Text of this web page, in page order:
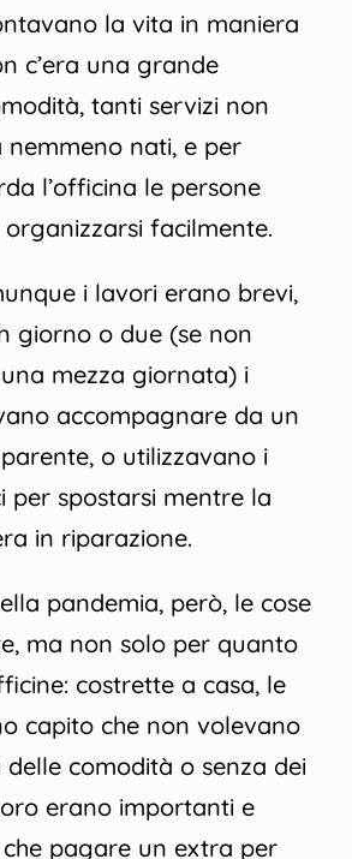
la vita in maniera
c’era una grande
tanti servizi non
nati, e per
l’officina le persone
facilmente.
i lavori erano brevi,
giorno o due (se non
mezza giornata) i
accompagnare da un
o utilizzavano i
per spostarsi mentre la
in riparazione.
pandemia, però, le cose
ma non solo per quanto
costrette a casa, le
capito che non volevano
delle comodità o senza dei
erano importanti e
pagare un extra per